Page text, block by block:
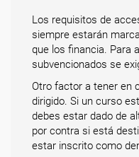
Los requisitos de
siempre estarán
que los financia. Para
subvencionados se
Otro factor a tener en
dirigido. Si un curso
debes estar dado de
por contra si está
estar inscrito como